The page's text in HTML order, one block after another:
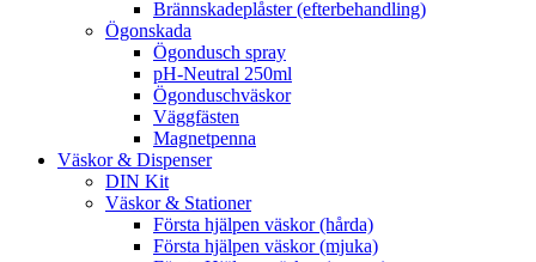
Brännskadeplåster (efterbehandling)
Ögonskada
Ögondusch spray
pH-Neutral 250ml
Ögonduschväskor
Väggfästen
Magnetpenna
Väskor & Dispenser
DIN Kit
Väskor & Stationer
Första hjälpen väskor (hårda)
Första hjälpen väskor (mjuka)